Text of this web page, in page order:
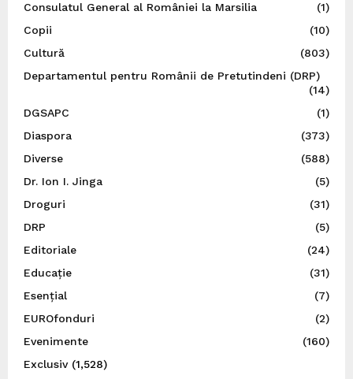
Consulatul General al României la Marsilia
(1)
Copii
(10)
Cultură
(803)
Departamentul pentru Românii de Pretutindeni (DRP)
(14)
DGSAPC
(1)
Diaspora
(373)
Diverse
(588)
Dr. Ion I. Jinga
(5)
Droguri
(31)
DRP
(5)
Editoriale
(24)
Educație
(31)
Esențial
(7)
EUROfonduri
(2)
Evenimente
(160)
Exclusiv(1,528)